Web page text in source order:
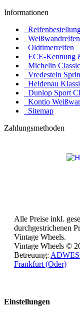
Informationen
Weißwandreifen
Oldtimerreifen
ECE-Kennung
Michelin Classic
Vredestein
Heidenau
Dunlop Sport
Kontio
Sitemap
Zahlungsmethoden
Alle Preise inkl.
durchgestrichenen
Vintage Wheels.
Vintage Wheels ©
Betreuung:
Frankfurt (Oder)
Einstellungen